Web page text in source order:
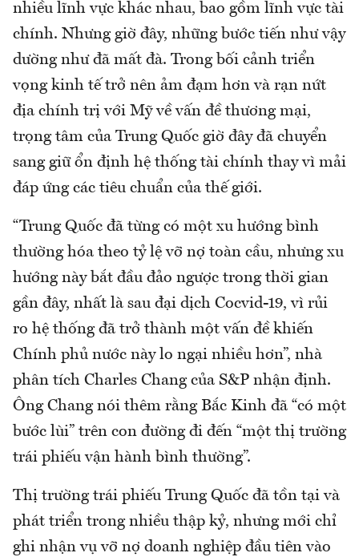
nhiều lĩnh vực khác nhau, bao gồm lĩnh vực tài
chính. Nhưng giờ đây, những bước tiến như vậy
dường như đã mất đà. Trong bối cảnh triển
vọng kinh tế trở nên ảm đạm hơn và rạn nứt
địa chính trị với Mỹ về vấn đề thương mại,
trọng tâm của Trung Quốc giờ đây đã chuyển
sang giữ ổn định hệ thống tài chính thay vì mải
đáp ứng các tiêu chuẩn của thế giới.
“Trung Quốc đã từng có một xu hướng bình
thường hóa theo tỷ lệ vỡ nợ toàn cầu, nhưng xu
hướng này bắt đầu đảo ngược trong thời gian
gần đây, nhất là sau đại dịch Cocvid-19, vì rủi
ro hệ thống đã trở thành một vấn đề khiến
Chính phủ nước này lo ngại nhiều hơn”, nhà
phân tích Charles Chang của S&P nhận định.
Ông Chang nói thêm rằng Bắc Kinh đã “có một
bước lùi” trên con đường đi đến “một thị trường
trái phiếu vận hành bình thường”.
Thị trường trái phiếu Trung Quốc đã tồn tại và
phát triển trong nhiều thập kỷ, nhưng mới chỉ
ghi nhận vụ vỡ nợ doanh nghiệp đầu tiên vào